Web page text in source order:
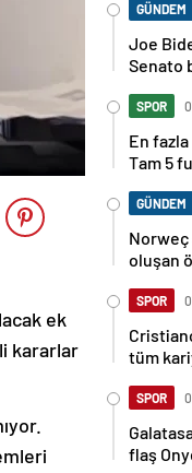
ek
kararlar
GÜNDEM
Joe
Senato
SPOR
En
Tam 5
GÜNDEM
Norweç
oluşan
SPOR
tüm
SPOR
flaş